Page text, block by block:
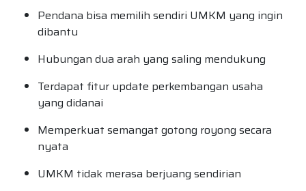
Pendana bisa memilih sendiri UMKM yang ingin
dibantu
Hubungan dua arah yang saling mendukung
Terdapat fitur update perkembangan usaha
yang didanai
Memperkuat semangat gotong royong secara
nyata
UMKM tidak merasa berjuang sendirian